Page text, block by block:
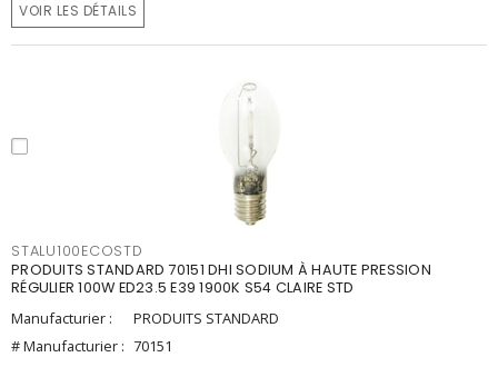
VOIR LES DÉTAILS
STALU100ECOSTD
PRODUITS STANDARD 70151 DHI SODIUM À HAUTE PRESSION
RÉGULIER 100W ED23.5 E39 1900K S54 CLAIRE STD
Manufacturier :
PRODUITS STANDARD
# Manufacturier : 70151